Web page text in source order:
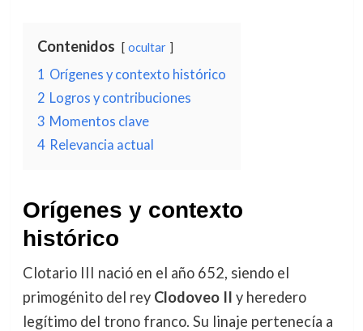
Contenidos ocultar
1 Orígenes y contexto histórico
2 Logros y contribuciones
3 Momentos clave
4 Relevancia actual
Orígenes y contexto
histórico
Clotario III nació en el año 652, siendo el
primogénito del rey Clodoveo II y heredero
legítimo del trono franco. Su linaje pertenecía a